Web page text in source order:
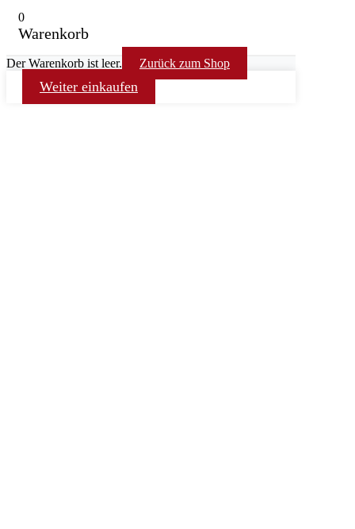
0
Warenkorb
Der Warenkorb ist leer. Zurück zum Shop
Weiter einkaufen